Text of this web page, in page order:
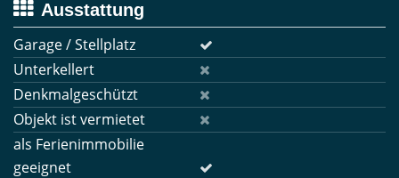
Ausstattung
Garage / Stellplatz
Unterkellert
Denkmalgeschützt
Objekt ist vermietet
als Ferienimmobilie
geeignet